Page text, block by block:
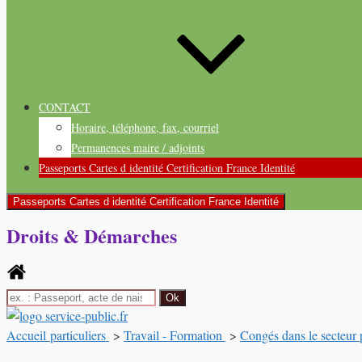
CONTACT
Horaire, téléphone, fax, courriel
Permanences maire / adjoints
Passeports Cartes d identité Certification France Identité
Passeports Cartes d identité Certification France Identité
Droits & Démarches
Accueil particuliers > Travail - Formation > Congés dans le secteur